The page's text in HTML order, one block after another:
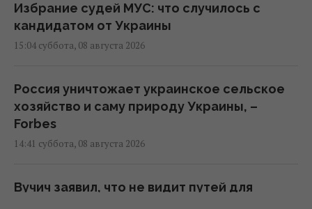
Избрание судей МУС: что случилось с
кандидатом от Украины
15:04 суббота, 08 августа 2026
Россия уничтожает украинское сельское
хозяйство и саму природу Украины, –
Forbes
14:41 суббота, 08 августа 2026
Вучич заявил, что не видит путей для